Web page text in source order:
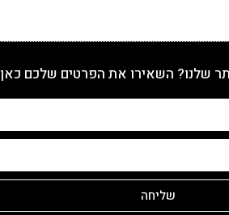
שלנו? השאירו את הפרטים שלכם כאן
שליחה